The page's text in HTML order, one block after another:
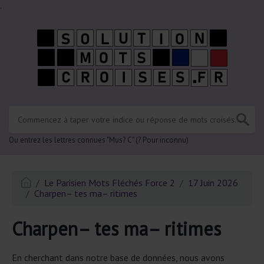
.
Ou entrez les lettres connues "Mus? C" (? Pour inconnu)
Le Parisien Mots Fléchés Force 2
17 Juin 2026
Charpen– tes ma– ritimes
Charpen– tes ma– ritimes
En cherchant dans notre base de données, nous avons